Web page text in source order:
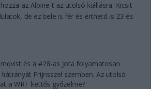
az Alpine-t az utolsó kiállásra. Kicsit
de ez bele is fér és érthető is 23 és
és a #28-as Jota folyamatosan
Frijnsszel szemben. Az utolsó
a WRT kettős győzelme?